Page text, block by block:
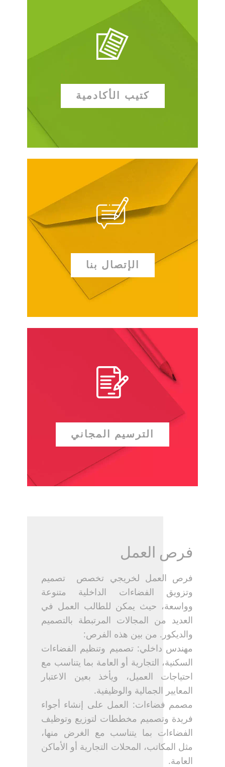
كتيب الأكادمية
الإتصال بنا
الترسيم المجاني
فرص العمل
فرص العمل لخريجي تخصص ​ تصميم
وتزويق الفضاءات الداخلية متنوعة
وواسعة، حيث يمكن للطالب العمل في
العديد من المجالات المرتبطة بالتصميم
والديكور. من بين هذه الفرص:
مهندس داخلي: تصميم وتنظيم الفضاءات
السكنية، التجارية أو العامة بما يتناسب مع
احتياجات العميل، ويأخذ بعين الاعتبار
المعايير الجمالية والوظيفية.
مصمم فضاءات: العمل على إنشاء أجواء
فريدة وتصميم مخططات لتوزيع وتوظيف
الفضاءات بما يتناسب مع الغرض منها،
مثل المكاتب، المحلات التجارية أو الأماكن
العامة.